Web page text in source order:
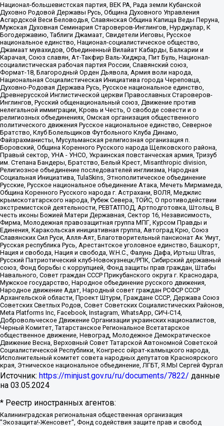
Национал-большевистская партия, ВЕК РА, Рада земли Кубанской
Духовно Родовой Державы Русь, Община Духовного Управления
Асгардской Веси Беловодья, Славянская Община Капища Веды Перуна,
Мужская Духовная Семинария Староверов-Инглингов, Нурджулар, К
Богодержавию, Таблиги Джамаат, Свидетели Иеговы, Русское
национальное единство, Национал-социалистическое общество,
Джамаат мувахидов, Объединенный Вилайат Кабарды, Балкарии и
Карачая, Союз славян, Ат-Такфир Валь-Хиджра, Пит Буль, Национал-
социалистическая рабочая партия России, Славянский союз,
Формат-18, Благородный Орден Дьявола, Армия воли народа,
Национальная Социалистическая Инициатива города Череповца,
Духовно-Родовая Держава Русь, Русское национальное единство,
Древнерусской Инглистической церкви Православных Староверов-
Инглингов, Русский общенациональный союз, Движение против
нелегальной иммиграции, Кровь и Честь, О свободе совести и о
религиозных объединениях, Омская организация общественного
политического движения Русское национальное единство, Северное
Братство, Клуб Болельщиков Футбольного Клуба Динамо,
Файзрахманисты, Мусульманская религиозная организация п.
Боровский, Община Коренного Русского народа Щелковского района,
Правый сектор, УНА - УНСО, Украинская повстанческая армия, Тризуб
им. Степана Бандеры, Братство, Белый Крест, Misanthropic division,
Религиозное объединение последователей инглиизма, Народная
Социальная Инициатива, TulaSkins, Этнополитическое объединение
Русские, Русское национальное объединение Атака, Мечеть Мирмамеда,
Община Коренного Русского народа г. Астрахани, ВОЛЯ, Меджлис
крымскотатарского народа, Рубеж Севера, ТОЙС, О противодействии
экстремистской деятельности, РЕВТАТПОД, Артподготовка, Штольц, В
честь иконы Божией Матери Державная, Сектор 16, Независимость,
Фирма, Молодежная правозащитная группа МПГ, Курсом Правды и
Единения, Каракольская инициативная группа, Автоград Крю, Союз
Славянских Сил Руси, Алля-Аят, Благотворительный пансионат Ак Умут,
Русская республика Русь, Арестантское уголовное единство, Башкорт,
Нация и свобода, Нация и свобода, W.H.С., Фалунь Дафа, Иртыш Ultras,
Русский Патриотический клуб-Новокузнецк/РПК, Сибирский державный
союз, Фонд борьбы с коррупцией, Фонд защиты прав граждан, Штабы
Навального, Совет граждан СССР Прикубанского округа г. Краснодара,
Мужское государство, Народное объединение русского движения,
Народное движение Адат, Народный совет граждан РСФСР СССР
Архангельской области, Проект Штурм, Граждане СССР, Держава Союз
Советских Светлых Родов, Совет Советских Социалистических Районов,
Meta Platforms Inc, Facebook, Instagram, WhatsApp, СИЧ-С14,
Добровольческое Движение Организации украинских националистов,
Черный Комитет, Татарстанское Региональное Всетатарское
общественное движение, Невоград, Молодежное Демократическое
Движение Весна, Верховный Совет Татарской Автономной Советской
Социалистической Республики, Конгресс ойрат-калмыцкого народа,
Исполнительный комитет совета народных депутатов Красноярского
края, Этническое национальное объединение, ЛГБТ, Я.МЫ Сергей Фургал
Источник: https://minjust.gov.ru/ru/documents/7822/ данные
на 03.05.2024
* Реестр иностранных агентов:
Калининградская региональная общественная организация "Экозащита!-Женсовет", Фонд содействия защите прав и свобод граждан "Общественный вердикт", Фонд "Институт Развития Свободы Информации", Частное учреждение "Информационное агентство МЕМО. РУ", Региональная общественная организация "Общественная комиссия по сохранению наследия академика Сахарова", Фонд поддержки свободы прессы, Санкт-Петербургская общественная правозащитная организация "Гражданский контроль", Межрегиональная общественная организация "Информационно-просветительский центр "Мемориал", Региональный Фонд "Центр Защиты Прав Средств Массовой Информации", с 05.12.2023 Фонд "Центр Защиты Прав Средств массовой информации", Региональная общественная благотворительная организация помощи беженцам и мигрантам "Гражданское содействие", Негосударственное образовательное учреждение дополнительного профессионального образования (повышение квалификации) специалистов "АКАДЕМИЯ ПО ПРАВАМ ЧЕЛОВЕКА", Свердловская региональная общественная организация "Сутяжник", Автономная некоммерческая организация "Центр независимых социологических исследований", Союз общественных объединений "Российский исследовательский центр по правам человека", Региональное общественное учреждение научно-информационный центр "МЕМОРИАЛ", Некоммерческая организация "Фонд защиты гласности", Автономная некоммерческая организация "Институт прав человека", Городская общественная организация "Екатеринбургское общество "МЕМОРИАЛ", Городская общественная организация "Рязанское историко-просветительское и правозащитное общество "Мемориал" (Рязанский Мемориал), Челябинский региональный орган общественной самодеятельности – женское общественное объединение "Женщины Евразии", Челябинский региональный орган общественной самодеятельности "Уральская правозащитная группа", Фонд содействия защите здоровья и социальной справедливости имени Андрея Рылькова, Автономная Некоммерческая Организация "Аналитический Центр Юрия Левады", Автономная некоммерческая организация социальной поддержки населения "Проект Апрель", Региональная общественная организация помощи женщинам и детям, находящимся в кризисной ситуации "Информационно-методический центр "Анна", Фонд содействия развитию массовых коммуникаций и правовому просвещению "Так-так-Так", Фонд содействия устойчивому развитию "Серебряная тайга", Свердловский региональный общественный фонд социальных проектов "Новое время", "Idel.Реалии", Кавказ.Реалии, Крым.Реалии, Телеканал Настоящее Время, Татаро-башкирская служба Радио Свобода (Azatliq Radiosi), Радио Свободная Европа/Радио Свобода (PCE/PC), "Сибирь.Реалии", "Фактограф", Благотворительный фонд помощи осужденным и их семьям, Автономная некоммерческая организация "Институт глобализации и социальных движений", Фонд "В защиту прав заключенных", Частное учреждение "Центр поддержки и содействия развитию средств массовой информации", Пензенский региональный общественный благотворительный фонд "Гражданский союз", "Север.Реалии", Некоммерческая организация Фонд "Правовая инициатива", Общество с ограниченной ответственностью "Радио Свободная Европа/Радио Свобода", Чешское информационное агентство "MEDIUM-ORIENT", Красноярская региональная общественная организация "Мы против СПИДа", Камалягин Денис Николаевич, Маркелов Сергей Евгеньевич, Пономарев Лев Александрович, Савицкая Людмила Алексеевна, Автономная некоммерческая организация "Центр по работе с проблемой насилия "НАСИЛИЮ.НЕТ", Межрегиональный профессиональный союз работников здравоохранения "Альянс врачей", Юридическое лицо, зарегистрированное в Латвийской Республике, SIA "Medusa Project" (регистрационный номер 40103797863, дата регистрации 10.06.2014), Некоммерческая организация "Фонд по борьбе с коррупцией", Автономная некоммерческая организация "Институт права и публичной политики", Баданин Роман Сергеевич, Гликин Максим Александрович, Железнова Мария Михайловна, Лукьянова Юлия Сергеевна, Маетная Елизавета Витальевна, Маняхин Петр Борисович, Чуракова Ольга Владимировна, Ярош Юлия Петровна, Юридическое лицо "The Insider SIA", зарегистрированное в Риге, Латвийская Республика (дата регистрации 26.06.2015), являющееся администратором доменного имени интернет-издания "The Insider SIA", https://theins.ru, Постернак Алексей Евгеньевич, Рубин Михаил Аркадьевич, Анин Роман Александрович, Юридическое лицо Istories fonds, зарегистрированное в Латвийской Республике (регистрационный номер 50008295751, дата регистрации 24.02.2020), Великовский Дмитрий Александрович, Долинина Ирина Николаевна, Мароховская Алеся Алексеевна, Шлейнов Роман Юрьевич, Шмагун Олеся Валентиновна, Общество с ограниченной ответственностью "Альтаир 2021", Общество с ограниченной ответственностью "Вега 2021", Общество с ограниченной ответственностью "Главный редактор 2021", Общество с ограниченной ответственностью "Ромашки монолит", Важенков Артем Валерьевич, Ивановская областная общественная организация "Центр гендерных исследований", Гурман Юрий Альбертович, Медиапроект "ОВД-Инфо", Егоров Владимир Владимирович, Жилинский Владимир Александрович, Общество с ограниченной ответственностью "ЗП", Иванова София Юрьевна, Карезина Инна Павловна, Кильтау Екатерина Викторовна, Петров Алексей Викторович, Пискунов Сергей Евгеньевич, Смирнов Сергей Сергеевич, Тихонов Михаил Сергеевич, Общество с ограниченной ответственностью "ЖУРНАЛИСТ-ИНОСТРАННЫЙ АГЕНТ", Арапова Галина Юрьевна, Вольтская Татьяна Анатольевна, Американская компания "Mason G.E.S. Anonymous Foundation" (США), являющаяся владельцем интернет-издания https://mnews.world/, Компания "Stichting Bellingcat", зарегистрированная в Нидерландах (дата регистрации 11.07.2018), Захаров Андрей Вячеславович, Клепиковская Екатерина Дмитриевна, Общество с ограниченной ответственностью "МЕМО", Перл Роман Александрович, Симонов Евгений Алексеевич, Соловьева Елена Анатольевна, Сотников Даниил Владимирович, Сурначева Елизавета Дмитриевна, Автономная некоммерческая организация по защите прав человека и информированию населения "Якутия – Наше Мнение", Общество с ограниченной ответственностью "Москоу диджитал медиа", с 26.01.2023 Общество с ограниченной ответственностью "Чайка Белые сады", Ветошкина Валерия Валерьевна, Заговора Максим Александрович, Межрегиональное общественное движение "Российская ЛГБТ - сеть", Оленичев Максим Владимирович, Павлов Иван Юрьевич, Скворцова Елена Сергеевна, Общество с ограниченной ответственностью "Как бы инагент", Кочетков Игорь Викторович, Общество с ограниченной ответственностью "Честные выборы", Еланчик Олег Александрович, Общество с ограниченной ответственностью "Нобелевский призыв", Гималова Регина Эмилевна, Григорьев Андрей Валерьевич, Григорьева Алина Александровна, Ассоциация по содействию защите прав призывников, альтернативнослужащих и военнослужащих "Правозащитная группа "Гражданин.Армия.Право", Хисамова Регина Фаритовна, Автономная некоммерческая организация по реализации социально-правовых программ "Лилит", Дальневосточное общественное движение "Маяк", Санкт-Петербургская ЛГБТ-инициативная группа "Выход", Инициативная группа ЛГБТ+ "Реверс", Алексеев Андрей Викторович, Бекбулатова Таисия Львовна, Беляев Иван Михайлович, Владыкина Елена Сергеевна, Гельман Марат Александрович, Никульшина Вероника Юрьевна, Толоконникова Надежда Андреевна, Шендерович Виктор Анатольевич, Общество с ограниченной ответственностью "Данное сообщение", Общество с ограниченной ответственностью Издательский дом "Новая глава", Айнбиндер Александра Александровна, Московский комьюнити-центр для ЛГБТ+инициатив, Благотворительный фонд развития филантропии, Deutsche Welle (Германия, Kurt-Schumacher-Strasse 3, 53113 Bonn), Борзунова Мария Михайловна, Воробьев Виктор Викторович, Голубева Анна Львовна, Константинова Алла Михайловна, Малкова Ирина Владимировна, Мурадов Мурад Абдулгалимович, Осетинская Елизавета Николаевна, Понасенков Евгений Николаевич, Ганапольский Матвей Юрьевич, Киселев Евгений Алексеевич, Борухович Ирина Григорьевна, Дремин Иван Тимофеевич, Дубровский Дмитрий Викторович, Красноярская региональная общественная организация поддержки и развития альтернативных образовательных технологий и межкультурных коммуникаций "ИНТЕРРА", Маяковская Екатерина Алексеевна, Фейгин Марк Захарович, Филимонов Андрей Викторович, Дзугкоева Регина Николаевна, Доброхотов Роман Александрович, Дудь Юрий Александрович, Елкин Сергей Владимирович, Кругликов Кирилл Игоревич, Сабунаева Мария Леонидовна, Семенов Алексей Владимирович, Шаинян Карен Багратович, Шульман Екатерина Михайловна, Асафьев Артур Валерьевич, Вахштайн Виктор Семенович, Венедиктов Алексей Алексеевич, Лушникова Екатерина Евгеньевна, Волков Леонид Михайлович, Невзоров Александр Глебович, Пархоменко Сергей Борисович, Сироткин Ярослав Николаевич, Кара-Мурза Владимир Владимирович, Баранова Наталья Владимировна, Гозман Леонид Яковлевич, Кагарлицкий Борис Юльевич, Климарев Михаил Валерьевич, Милов Владимир Станиславович, Автономная некоммерческая организация Краснодарский центр современного искусства "Типография", Моргенштерн Алишер Тагирович, Соболь Любовь Эдуардовна, Общество с ограниченной ответственностью "ЛИЗА НОРМ", Каспаров Гарри Кимович, Ходорковский Михаил Борисович, Общество с ограниченной ответственностью "Апрельские тезисы", Данилович Ирина Брониславовна, Кашин Олег Владимирович, Петров Николай Владимирович, Пивоваров Алексей Владимирович, Соколов Михаил Владимирович, Цветкова Юлия Владимировна, Чичваркин Евгений Александрович, Комитет против пыток/Команда против пыток, Общество с ограниченной ответственностью "Первый научный", Общество с ограниченной ответственностью "Вертолет и ко", Белоцерковская Вероника Борисовна, Кац Максим Евгеньевич, Лазарева Татьяна Юрьевна, Шаведдинов Руслан Табризович, Яшин Илья Валерьевич, Общество с ограниченной ответственностью "Иноагент ААВ", Алешковский Дмитрий Петрович, Альбац Евгения Марковна, Быков Дмитрий Львович, Галямина Юлия Евгеньевна, Лойко Сергей Леонидович, Мартынов Кирилл Константинович, Медведев Сергей Александрович, Крашенинников Федор Геннадиевич, Гордеева Катерина Вл